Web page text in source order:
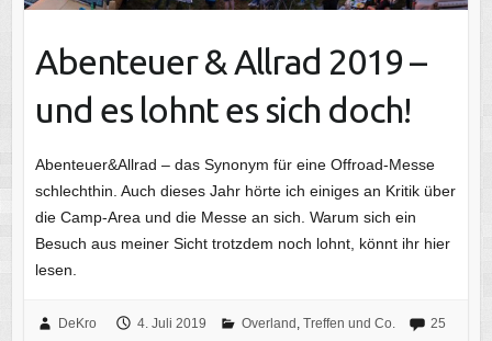
Abenteuer & Allrad 2019 –
und es lohnt es sich doch!
Abenteuer&Allrad – das Synonym für eine Offroad-Messe
schlechthin. Auch dieses Jahr hörte ich einiges an Kritik über
die Camp-Area und die Messe an sich. Warum sich ein
Besuch aus meiner Sicht trotzdem noch lohnt, könnt ihr hier
lesen.
DeKro 4. Juli 2019 Overland , Treffen und Co.
25